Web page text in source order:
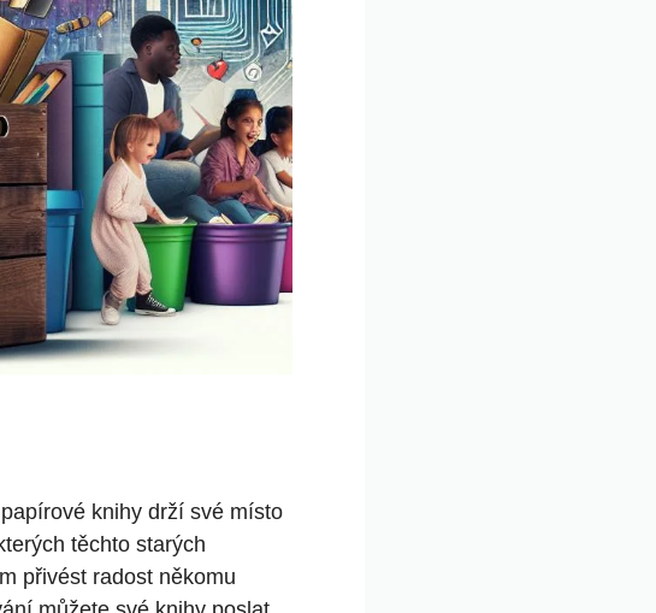
knihy drží své místo
těchto starých
přivést radost někomu